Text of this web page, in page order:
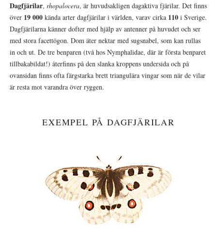
Dagfjärilar, rhopalocera, är huvudsakligen dagaktiva fjärilar. Det finns
över 19 000 kända arter dagfjärilar i världen, varav cirka 110 i Sverige.
Dagfjärilarna känner dofter med hjälp av antenner på huvudet och ser
med stora facettögon. Dom äter nektar med sugsnabel, som kan rullas
in och ut. De tre benparen (två hos Nymphalidae, där är första benparet
tillbakabildat!) återfinns på den slanka kroppens undersida och på
ovansidan finns ofta färgstarka brett triangulära vingar som när de vilar
är resta mot varandra över ryggen.
EXEMPEL PÅ DAGFJÄRILAR